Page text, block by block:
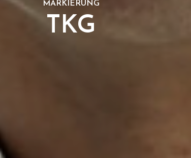
MARKIERUNG
TKG